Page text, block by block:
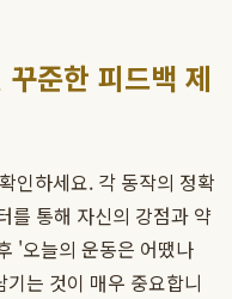
준한 피드백 제
인하세요. 각 동작의 정확
를 통해 자신의 강점과 약
'오늘의 운동은 어땠나
는 것이 매우 중요합니